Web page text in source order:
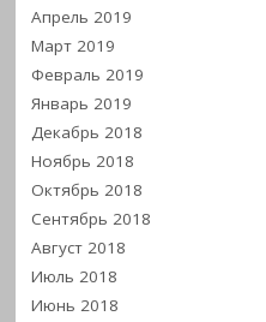
Апрель 2019
Март 2019
Февраль 2019
Январь 2019
Декабрь 2018
Ноябрь 2018
Октябрь 2018
Сентябрь 2018
Август 2018
Июль 2018
Июнь 2018